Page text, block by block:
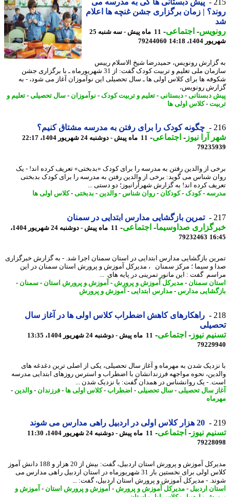
پیش دبستانی ها کی به مدرسه می
| زمان برگزاری جشن غنچه ها اعلام
-اجتماعی-
11 ماه پیش - سه شنبه 25
14:18
79244060
رونویس، حمیدرضا شیخ الاسلام رییس
سازمان ملی تعلیم و تربیت کودک گفت: از 31 شهریورماه ـ با برگزاری جشن
ها برای کلاس اولی ها ـ سال تحصیلی این نوآموزان آغاز می شود، - به
رونویس،
دبستانی-دبستانی-تعلیم و تربیت کودک-نوآموزان- سال تحصیلی-تعلیم و
-کلاس اولی ها
چگونه کودک را برای رفتن به مدرسه مشتاق کنیم؟
آرا نیوز-اجتماعی-11 ماه پیش - دوشنبه 24 شهریور 1404، 22:17
از والدین رفتن به مدرسه را برای کودک «بدبختی» تعریف کرده اند! - یک
شناس می گوید: برخی از والدین رفتن به مدرسه را برای کودک بدبختی
کرده اند! به گزارش شهرآرانیوز؛ دو دستی ...
-کودک-کودکان-روان شناس-والدین-بدبختی-کلاس اولی ها
تمرین بازگشایی مدارس ابتدایی در سمنان
صداوسیما-اجتماعی-
11 ماه پیش - دوشنبه 24 شهریور 1404،
79232463
بازگشایی مدارس ابتدایی در استان سمنان اجرا شد. - به گزارش خبرگزاری
و سیما ؛ مرکز سمنان ، مدیرکل آموزش و پرورش استان سمنان در این
گفت : این مانور تمرینی در پایه های ...
سمنان-مدیرکل آموزش و پرورش-آموزش و پرورش استان-سمنان-
مدارس -مدارس ابتدایی- آموزش و پرورش
راهکارهای کاهش اضطراب کلاس اولی ها در آغاز سال
نیوز-اجتماعی-11 ماه پیش - دوشنبه 24 شهریور 1404، 13:35
شدن به مهرماه و آغاز سال تحصیلی، یکی از اصلی ترین دغدغه های
نحوه مواجهه فرزندانشان با اضطراب و استرس روزهای ابتدایی مدرسه
- یک روانشناس در همدان گفت: با نزدیک شدن ...
سال تحصیلی-سال تحصیلی-اضطراب- کلاس اولی ها- فرزندان - والدین-
20 هزار کلاس اولی در اردبیل راهی مدارس می شوند
نیوز-اجتماعی-11 ماه پیش - دوشنبه 24 شهریور 1404، 11:30
مدیرکل آموزش و پرورش استان اردبیل، گفت: بیش از 20 هزار و 188 دانش آموز
کلاس اولی برای نخستین بار 31 شهریورماه در استان اردبیل راهی مدارس می
- مدیرکل آموزش و پرورش استان اردبیل، گفت: ...
اردبیل -مدیرکل آموزش و پرورش-آموزش و پرورش استان-آموزش و